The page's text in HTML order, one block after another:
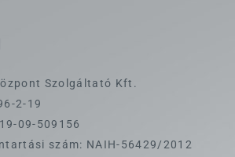
Szolgáltató Kft.
2-19
09-509156
szám: NAIH-56429/2012